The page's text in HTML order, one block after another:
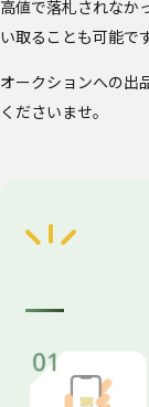
高値で落札されなか
い取ることも可能です
オークションへの出
くださいませ。